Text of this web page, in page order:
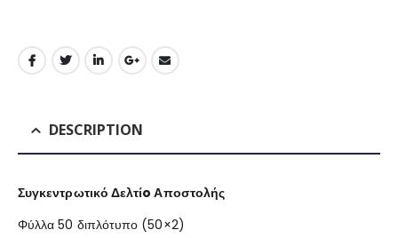
DESCRIPTION
Συγκεντρωτικό Δελτίo Αποστολής
Φύλλα 50 διπλότυπο (50×2)